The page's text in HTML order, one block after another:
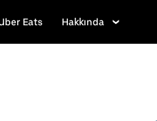
Eats Hakkında